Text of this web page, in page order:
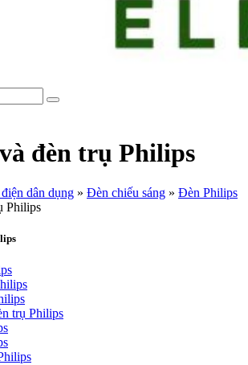
đèn trụ Philips
dân dụng » Đèn chiếu sáng » Đèn Philips
Philips
trụ Philips